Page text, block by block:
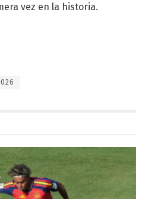
vez en la historia.